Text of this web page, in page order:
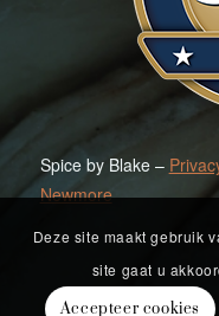
Spice by Blake –
Newmore
Deze site maakt gebruik
site gaat u
Accepteer cookies